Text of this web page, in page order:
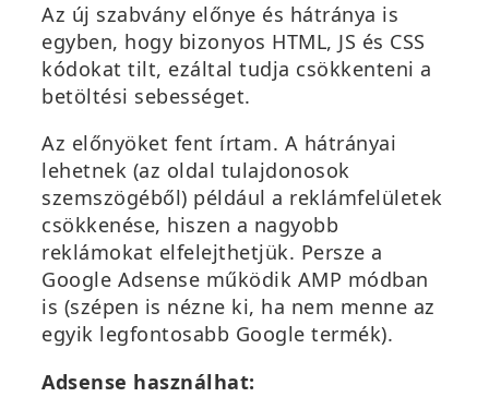
Az új szabvány előnye és hátránya is
egyben, hogy bizonyos HTML, JS és CSS
kódokat tilt, ezáltal tudja csökkenteni a
betöltési sebességet.
Az előnyöket fent írtam. A hátrányai
lehetnek (az oldal tulajdonosok
szemszögéből) például a reklámfelületek
csökkenése, hiszen a nagyobb
reklámokat elfelejthetjük. Persze a
Google Adsense működik AMP módban
is (szépen is nézne ki, ha nem menne az
egyik legfontosabb Google termék).
Adsense használhat: